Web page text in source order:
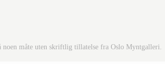
måte uten skriftlig tillatelse fra Oslo Myntgalleri.